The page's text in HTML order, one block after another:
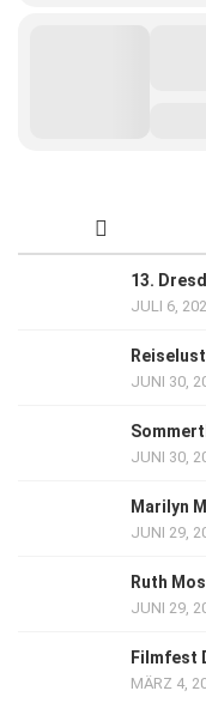
13.
JULI 6,
JUNI 30,
JUNI 30,
Marilyn
JUNI 29,
Ruth
JUNI 29,
Filmfest
MÄRZ 4,